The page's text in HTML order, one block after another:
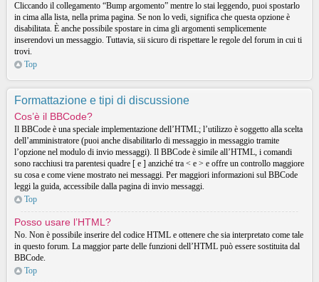
Cliccando il collegamento “Bump argomento” mentre lo stai leggendo, puoi spostarlo
in cima alla lista, nella prima pagina. Se non lo vedi, significa che questa opzione è
disabilitata. È anche possibile spostare in cima gli argomenti semplicemente
inserendovi un messaggio. Tuttavia, sii sicuro di rispettare le regole del forum in cui ti
trovi.
Top
Formattazione e tipi di discussione
Cos’è il BBCode?
Il BBCode è una speciale implementazione dell’HTML; l’utilizzo è soggetto alla scelta
dell’amministratore (puoi anche disabilitarlo di messaggio in messaggio tramite
l’opzione nel modulo di invio messaggi). Il BBCode è simile all’HTML, i comandi
sono racchiusi tra parentesi quadre [ e ] anziché tra < e > e offre un controllo maggiore
su cosa e come viene mostrato nei messaggi. Per maggiori informazioni sul BBCode
leggi la guida, accessibile dalla pagina di invio messaggi.
Top
Posso usare l’HTML?
No. Non è possibile inserire del codice HTML e ottenere che sia interpretato come tale
in questo forum. La maggior parte delle funzioni dell’HTML può essere sostituita dal
BBCode.
Top